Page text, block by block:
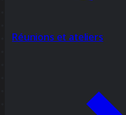
Réunions et ateliers